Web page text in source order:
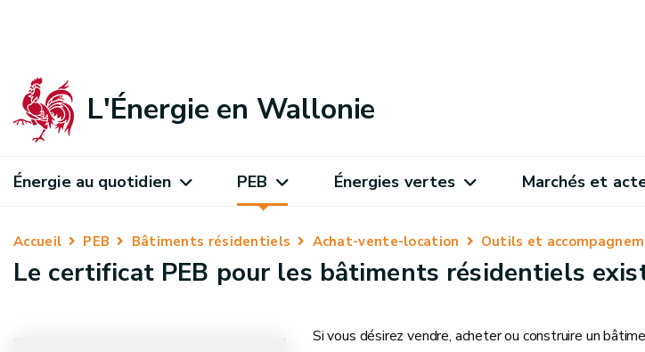
L'Énergie en Wallonie
Énergie au quotidien PEB Énergies vertes Marchés et
Accueil PEB Bâtiments résidentiels Achat-vente-location Outils et
Le certificat PEB pour les bâtiments résidentiels
Si vous désirez vendre, acheter ou construire un